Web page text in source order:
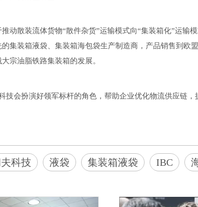
推动散装流体货物“散件杂货”运输模式向“集装箱化”运
的集装箱液袋、集装箱海包袋生产制造商，产品销售到欧
宗油脂铁路集装箱的发展。
技会扮演好领军标杆的角色，帮助企业优化物流供应链，
科技 液袋 集装箱液袋 IBC